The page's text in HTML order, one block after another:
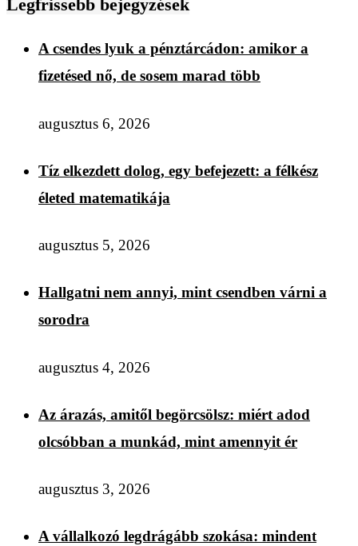
Legfrissebb bejegyzések
A csendes lyuk a pénztárcádon: amikor a
fizetésed nő, de sosem marad több
augusztus 6, 2026
Tíz elkezdett dolog, egy befejezett: a félkész
életed matematikája
augusztus 5, 2026
Hallgatni nem annyi, mint csendben várni a
sorodra
augusztus 4, 2026
Az árazás, amitől begörcsölsz: miért adod
olcsóbban a munkád, mint amennyit ér
augusztus 3, 2026
A vállalkozó legdrágább szokása: mindent